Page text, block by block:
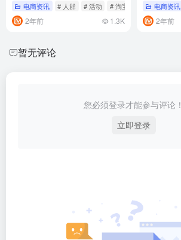
电商资讯 # 人群 # 活动 # 淘宝
2年前 1.3K
电商资讯
2年前
暂无评论
您必须登录才能参与评论！
立即登录